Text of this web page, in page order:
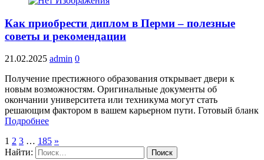
Как приобрести диплом в Перми – полезные
советы и рекомендации
21.02.2025 admin 0
Получение престижного образования открывает двери к
новым возможностям. Оригинальные документы об
окончании университета или техникума могут стать
решающим фактором в вашем карьерном пути. Готовый бланк
Подробнее
1 2 3 … 185 »
Найти: